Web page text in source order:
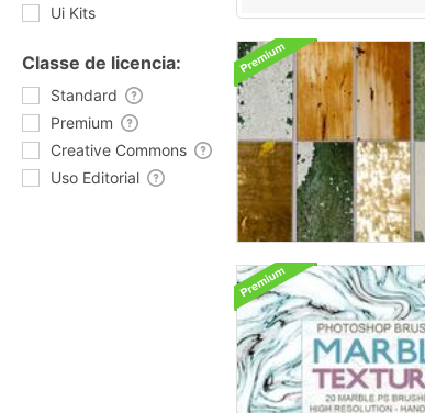
Ui Kits
Classe de licencia:
Standard
Premium
Creative Commons
Uso Editorial